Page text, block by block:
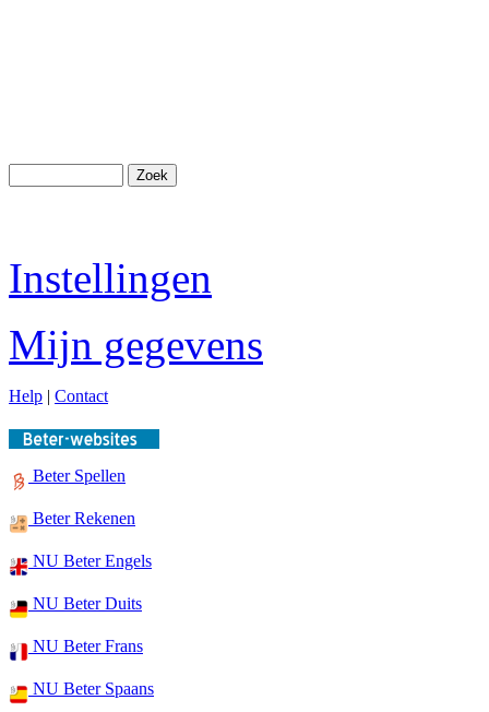
Instellingen
Mijn gegevens
Help | Contact
Beter Spellen
Beter Rekenen
NU Beter Engels
NU Beter Duits
NU Beter Frans
NU Beter Spaans